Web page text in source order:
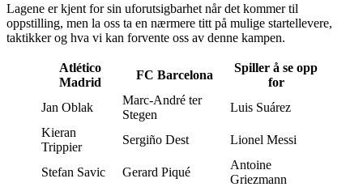
Lagene er kjent for sin uforutsigbarhet når det kommer til
oppstilling, men la oss ta en nærmere titt på mulige startellevere,
taktikker og hva vi kan forvente oss av denne kampen.
Atlético
Madrid
FC Barcelona
Spiller å se opp
for
Jan Oblak
Marc-André ter
Stegen
Luis Suárez
Kieran
Trippier
Sergiño Dest Lionel Messi
Stefan Savic Gerard Piqué
Antoine
Griezmann